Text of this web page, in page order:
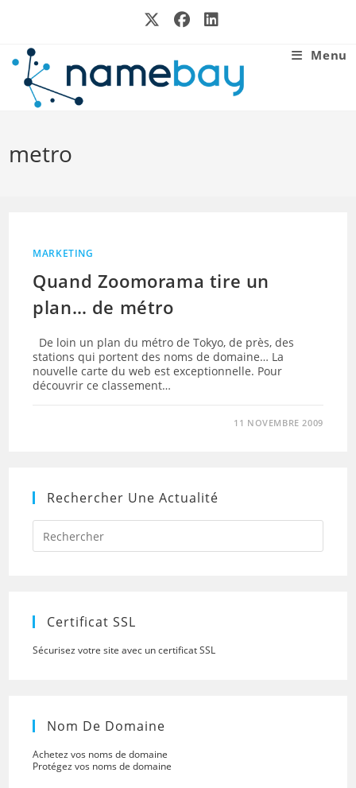
Menu
metro
MARKETING
Quand Zoomorama tire un
plan… de métro
De loin un plan du métro de Tokyo, de près, des
stations qui portent des noms de domaine… La
nouvelle carte du web est exceptionnelle. Pour
découvrir ce classement…
11 NOVEMBRE 2009
Rechercher Une Actualité
Press
to
Certificat SSL
Sécurisez votre site avec un certificat SSL
Nom De Domaine
Achetez vos noms de domaine
Protégez vos noms de domaine